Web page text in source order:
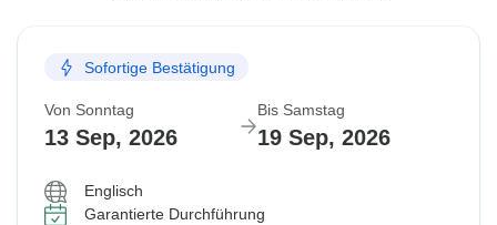
Ausgebucht
€2.119
Ähnliche Reisen für dieses Reisedatum
Ausgebucht
€2.119
Ähnliche Reisen für dieses Reisedatum
Ausgebucht
€1.946
Ähnliche Reisen für dieses Reisedatum
Sofortige Bestätigung
Von Sonntag
13 Sep, 2026
Bis Samstag
19 Sep, 2026
Englisch
Garantierte Durchführung